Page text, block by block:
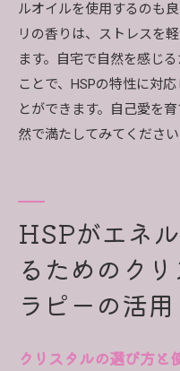
ルオイルを使用するのも
リの香りは、ストレスを
ます。自宅で自然を感じ
ことで、HSPの特性に対
とができます。自己愛を
然で満たしてみてください
HSPがエネ
るためのク
ラピーの活用
クリスタルの選び方と